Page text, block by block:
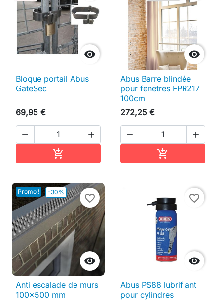

Bloque portail Abus
GateSec
69,95 €
 


Abus Barre blindée
pour fenêtres FPR217
100cm
272,25 €
 

Promo ! -30%

favorite_border
Anti escalade de murs
100x500 mm

favorite_border
Abus PS88 lubrifiant
pour cylindres